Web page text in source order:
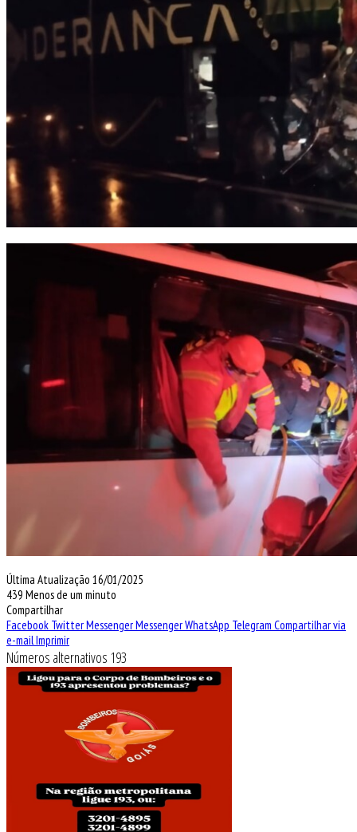
Última Atualização 16/01/2025
439 Menos de um minuto
Compartilhar
Facebook TwitterMessengerMessengerWhatsApp Telegram Compartilhar via
e-mailImprimir
Números alternativos 193